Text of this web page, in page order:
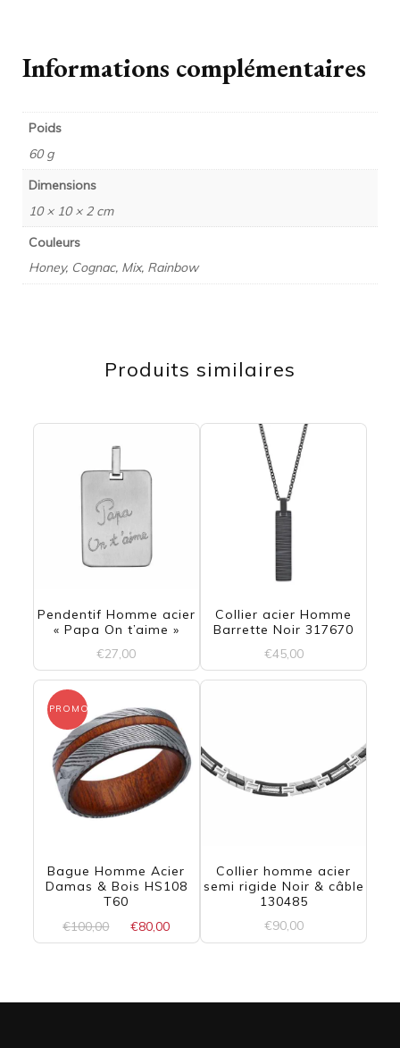
Informations complémentaires
Poids
60 g
Dimensions
10 × 10 × 2 cm
Couleurs
Honey, Cognac, Mix, Rainbow
Produits similaires
Pendentif Homme acier
« Papa On t’aime »
€27,00
Collier acier Homme
Barrette Noir 317670
€45,00
PROMO !
Bague Homme Acier
Damas & Bois HS108
T60
€100,00
Le
prix
€100,00.
€80,00
prix
€80,00.
Collier homme acier
semi rigide Noir & câble
130485
€90,00